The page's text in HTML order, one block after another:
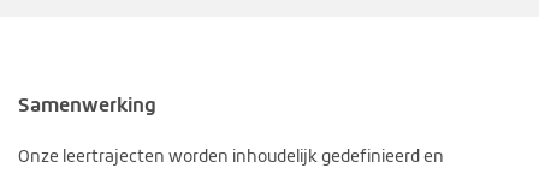
Samenwerking
Onze leertrajecten worden inhoudelijk gedefinieerd en